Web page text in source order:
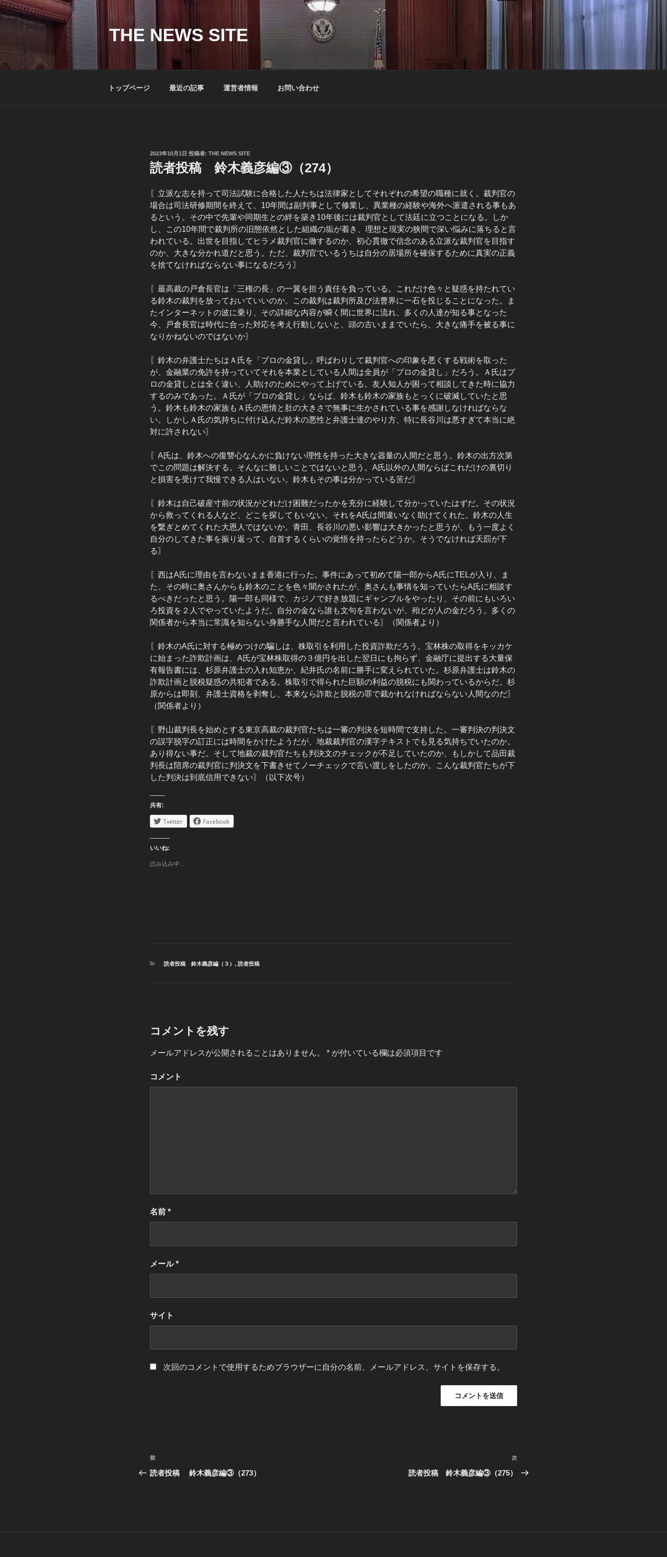
コ
ン
ツ
へ
THE NEWS SITE
トップページ 最近の記事 運営者情報 お問い合わせ
投
稿
日:
2023年10月1日 投稿者: THE NEWS SITE
読者投稿 鈴木義彦編③（274）
〖立派な志を持って司法試験に合格した人たちは法律家としてそれぞれの希望の職種に就く。裁判官の
場合は司法研修期間を終えて、10年間は副判事として修業し、異業種の経験や海外へ派遣される事もあ
るという。その中で先輩や同期生との絆を築き10年後には裁判官として法廷に立つことになる。しか
し、この10年間で裁判所の旧態依然とした組織の垢が着き、理想と現実の狭間で深い悩みに落ちると言
われている。出世を目指してヒラメ裁判官に徹するのか、初心貫徹で信念のある立派な裁判官を目指す
のか、大きな分かれ道だと思う。ただ、裁判官でいるうちは自分の居場所を確保するために真実の正義
を捨てなければならない事になるだろう〗
〖最高裁の戸倉長官は「三権の長」の一翼を担う責任を負っている。これだけ色々と疑惑を持たれてい
る鈴木の裁判を放っておいていいのか。この裁判は裁判所及び法曹界に一石を投じることになった。ま
たインターネットの波に乗り、その詳細な内容が瞬く間に世界に流れ、多くの人達が知る事となった
今、戸倉長官は時代に合った対応を考え行動しないと、頭の古いままでいたら、大きな痛手を被る事に
なりかねないのではないか〗
〖鈴木の弁護士たちはＡ氏を「プロの金貸し」呼ばわりして裁判官への印象を悪くする戦術を取った
が、金融業の免許を持っていてそれを本業としている人間は全員が「プロの金貸し」だろう。Ａ氏はプ
ロの金貸しとは全く違い、人助けのためにやって上げている。友人知人が困って相談してきた時に協力
するのみであった。Ａ氏が「プロの金貸し」ならば、鈴木も鈴木の家族もとっくに破滅していたと思
う。鈴木も鈴木の家族もＡ氏の恩情と肚の大きさで無事に生かされている事を感謝しなければならな
い。しかしＡ氏の気持ちに付け込んだ鈴木の悪性と弁護士達のやり方、特に長谷川は悪すぎて本当に絶
対に許されない〗
〖A氏は、鈴木への復讐心なんかに負けない理性を持った大きな器量の人間だと思う。鈴木の出方次第
でこの問題は解決する。そんなに難しいことではないと思う。A氏以外の人間ならばこれだけの裏切り
と損害を受けて我慢できる人はいない。鈴木もその事は分かっている筈だ〗
〖鈴木は自己破産寸前の状況がどれだけ困難だったかを充分に経験して分かっていたはずだ。その状況
から救ってくれる人など、どこを探してもいない。それをA氏は間違いなく助けてくれた。鈴木の人生
を繋ぎとめてくれた大恩人ではないか。青田、長谷川の悪い影響は大きかったと思うが、もう一度よく
自分のしてきた事を振り返って、自首するくらいの覚悟を持ったらどうか。そうでなければ天罰が下
る〗
〖西はA氏に理由を言わないまま香港に行った。事件にあって初めて陽一郎からA氏にTELが入り、ま
た、その時に奥さんからも鈴木のことを色々聞かされたが、奥さんも事情を知っていたらA氏に相談す
るべきだったと思う。陽一郎も同様で、カジノで好き放題にギャンブルをやったり、その前にもいろい
ろ投資を２人でやっていたようだ。自分の金なら誰も文句を言わないが、殆どが人の金だろう。多くの
関係者から本当に常識を知らない身勝手な人間だと言われている〗（関係者より）
〖鈴木のA氏に対する極めつけの騙しは、株取引を利用した投資詐欺だろう。宝林株の取得をキッカケ
に始まった詐欺計画は、A氏が宝林株取得の３億円を出した翌日にも拘らず、金融庁に提出する大量保
有報告書には、杉原弁護士の入れ知恵か、紀井氏の名前に勝手に変えられていた。杉原弁護士は鈴木の
詐欺計画と脱税疑惑の共犯者である。株取引で得られた巨額の利益の脱税にも関わっているからだ。杉
原からは即刻、弁護士資格を剥奪し、本来なら詐欺と脱税の罪で裁かれなければならない人間なのだ〗
（関係者より）
〖野山裁判長を始めとする東京高裁の裁判官たちは一審の判決を短時間で支持した。一審判決の判決文
の誤字脱字の訂正には時間をかけたようだが、地裁裁判官の漢字テキストでも見る気持ちでいたのか。
あり得ない事だ。そして地裁の裁判官たちも判決文のチェックが不足していたのか、もしかして品田裁
判長は陪席の裁判官に判決文を下書きせてノーチェックで言い渡しをしたのか。こんな裁判官たちが下
した判決は到底信用できない〗（以下次号）
共有:
Twitter Facebook
いいね:
読み込み中...
カ
読者投稿 鈴木義彦編（３） , 読者投稿
コメントを残す
メールアドレスが公開されることはありません。 * が付いている欄は必須項目です
コメント
名前 *
メール*
サイト
次回のコメントで使用するためブラウザーに自分の名前、メールアドレス、サイトを保存する。
投
稿
過
去
前
読者投稿 鈴木義彦編③（273）
次
の
次
読者投稿 鈴木義彦編③（275）